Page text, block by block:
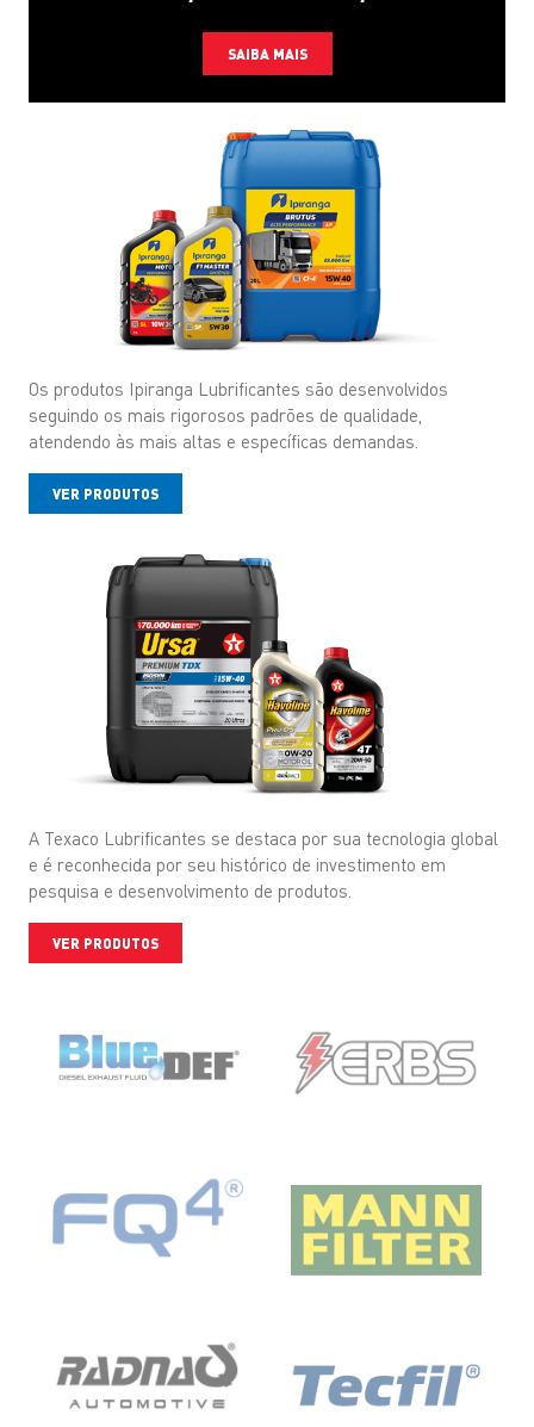
SAIBA MAIS
Os produtos Ipiranga Lubrificantes são desenvolvidos
seguindo os mais rigorosos padrões de qualidade,
atendendo às mais altas e específicas demandas.
VER PRODUTOS
A Texaco Lubrificantes se destaca por sua tecnologia global
e é reconhecida por seu histórico de investimento em
pesquisa e desenvolvimento de produtos.
VER PRODUTOS